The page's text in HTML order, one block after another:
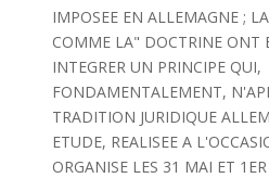
IMPOSEE EN ALLEMAGNE ;
COMME LA" DOCTRINE ONT
INTEGRER UN PRINCIPE QUI,
FONDAMENTALEMENT,
TRADITION JURIDIQUE
ETUDE, REALISEE A
ORGANISE LES 31 MAI ET